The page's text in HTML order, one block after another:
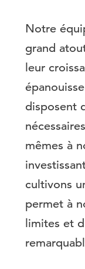
Notre
grand
leur
disposent
mêmes à
cultivons
permet à
limites et